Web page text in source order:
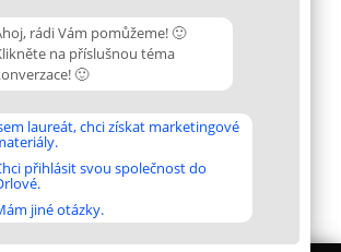
rádi Vám pomůžeme! 🙂
na příslušnou téma
🙂
laureát, chci získat marketingové
přihlásit svou společnost do
jiné otázky.